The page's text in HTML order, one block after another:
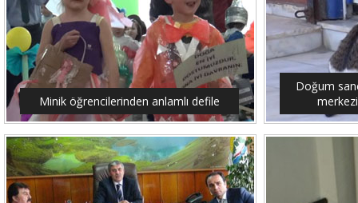
Minik öğrencilerinden anlamlı defile
Doğum